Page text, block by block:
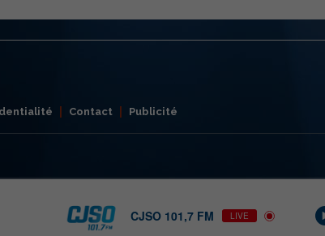
Contact Publicité
CJSO 101,7 FM LIVE